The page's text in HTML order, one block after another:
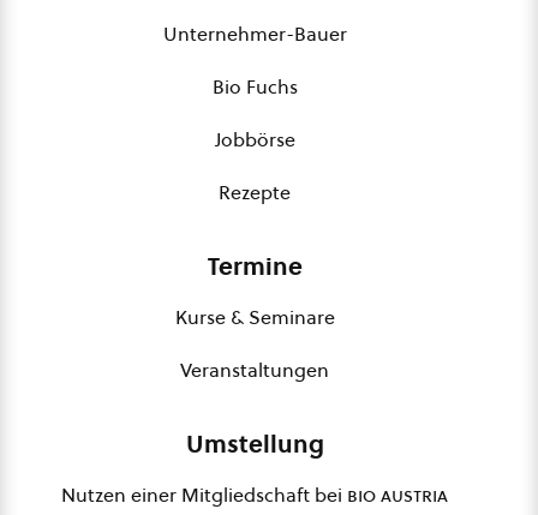
Unternehmer-Bauer
Bio Fuchs
Jobbörse
Rezepte
Termine
Kurse & Seminare
Veranstaltungen
Umstellung
Nutzen einer Mitgliedschaft bei bio austria